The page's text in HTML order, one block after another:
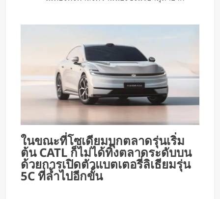
ในขณะที่โซเดียมบุกตลาดรุ่นเริ่ม
ต้น CATL ก็ไม่ได้ทิ้งตลาดระดับบน
ด้วยการเปิดตัวแบตเตอรี่ลิเธียมรุ่น
5C ที่ล้ำไปอีกขั้น